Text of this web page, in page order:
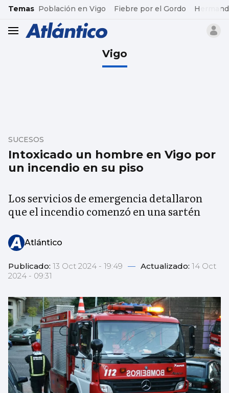
common.go-to-content
Temas Población en Vigo Fiebre por el Gordo
header.menu.open
Vigo
Intoxicado un hombre en Vigo por
un incendio en su piso
SUCESOS
Los servicios de emergencia detallaron
que el incendio comenzó en una sartén
Atlántico
Publicado: 13 Oct 2024 - 19:49 — Actualizado: 14 Oct
2024 - 09:31